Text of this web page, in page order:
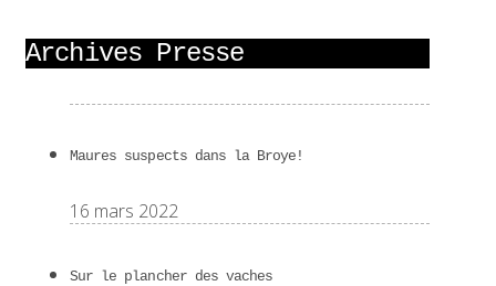
Archives Presse
Maures suspects dans la Broye!
16 mars 2022
Sur le plancher des vaches